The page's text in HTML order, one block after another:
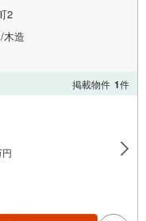
2
木造
掲載物件 1件